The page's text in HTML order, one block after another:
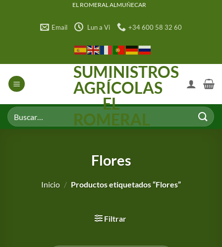
EL ROMERAL ALMUÑECAR
Email Lun a Vi +34 600 58 32 60
SUMINISTROS
AGRÍCOLAS
EL
ROMERAL
Buscar
por:
Flores
Inicio / Productos etiquetados “Flores”
Filtrar